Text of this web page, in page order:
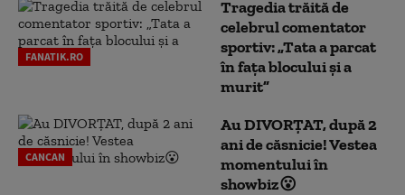
FANATIK.RO
Tragedia trăită de
celebrul comentator
sportiv: „Tata a parcat
în fața blocului și a
murit”
CANCAN
Au DIVORȚAT, după 2
ani de căsnicie! Vestea
momentului în
showbiz😮